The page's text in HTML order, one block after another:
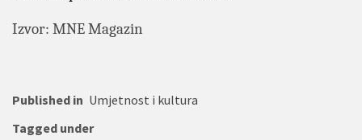
Izvor: MNE Magazin
Published in Umjetnost i kultura
Tagged under